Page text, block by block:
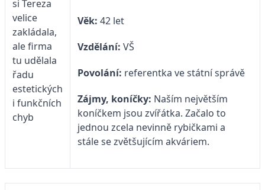
Věk: 42 let
Vzdělání: VŠ
Povolání: referentka ve státní správě
Zájmy, koníčky: Naším největším
koníčkem jsou zvířátka. Začalo to
jednou zcela nevinně rybičkami a
stále se zvětšujícím akváriem.